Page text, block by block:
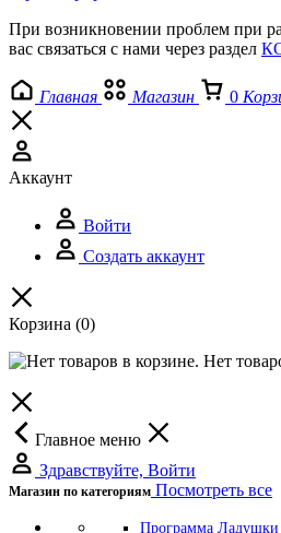
При возникновении проблем при
вас связаться с нами через раздел
Главная Магазин 0
Аккаунт
Войти
Создать аккаунт
Корзина (0)
Нет
Главное меню
Здравствуйте, Войти
Магазин по категориям Посмотреть все
Программа Ладушки